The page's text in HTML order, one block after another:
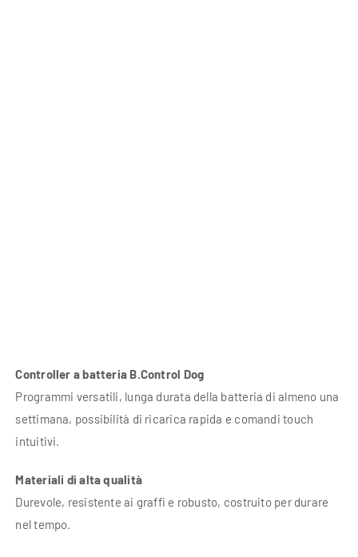
Controller a batteria B.Control Dog
Programmi versatili, lunga durata della batteria di almeno una
settimana, possibilità di ricarica rapida e comandi touch
intuitivi.
Materiali di alta qualità
Durevole, resistente ai graffi e robusto, costruito per durare
nel tempo.